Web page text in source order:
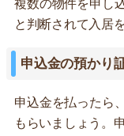
複数の物件を申し
と判断されて入居
申込金の預かり
申込金を払ったら
もらいましょう。